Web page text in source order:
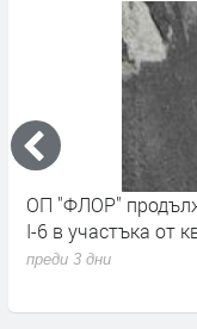
ОП "ФЛОР"
I-6 в участъка от
преди 3 дни